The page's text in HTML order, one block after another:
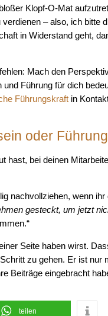
Klopf-O-Mat
– also, ich bitte
in Widerstand geht,
Mach den
Führung für dich
Führungskraft in
oder
hast, bei deinen
nachvollziehen, wenn
gesteckt, um jetzt
Seite haben wirst.
zu gehen. Er ist nur
Beiträge eingebracht
teilen